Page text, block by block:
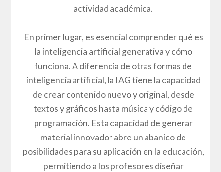
actividad académica.
En primer lugar, es esencial comprender qué es
la inteligencia artificial generativa y cómo
funciona. A diferencia de otras formas de
inteligencia artificial, la IAG tiene la capacidad
de crear contenido nuevo y original, desde
textos y gráficos hasta música y código de
programación. Esta capacidad de generar
material innovador abre un abanico de
posibilidades para su aplicación en la educación,
permitiendo a los profesores diseñar